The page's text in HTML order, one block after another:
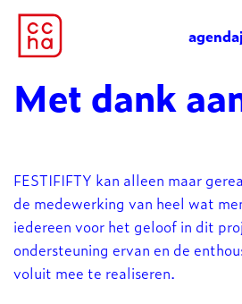
agenda
Met dank
FESTIFIFTY kan alleen maar
de medewerking van heel wat
iedereen voor het geloof in dit
ondersteuning ervan en de
voluit mee te realiseren.